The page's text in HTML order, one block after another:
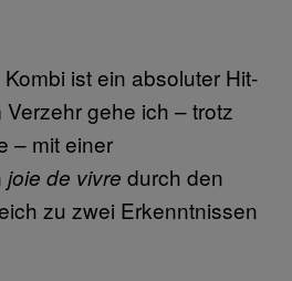
ist ein absoluter Hit-
gehe ich – trotz
– mit einer
joie de vivre durch den
zu zwei Erkenntnissen